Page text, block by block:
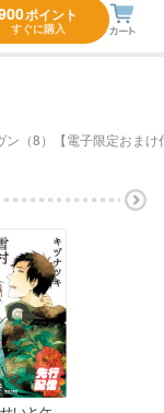
ポイント
すぐに購入
ン（8）【電子限定おまけ